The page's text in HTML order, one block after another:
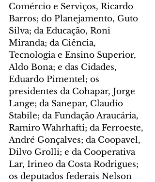
Comércio e Serviços, Ricardo
Barros; do Planejamento, Guto
Silva; da Educação, Roni
Miranda; da Ciência,
Tecnologia e Ensino Superior,
Aldo Bona; e das Cidades,
Eduardo Pimentel; os
presidentes da Cohapar, Jorge
Lange; da Sanepar, Claudio
Stabile; da Fundação Araucária,
Ramiro Wahrhafti; da Ferroeste,
André Gonçalves; da Coopavel,
Dilvo Grolli; e da Cooperativa
Lar, Irineo da Costa Rodrigues;
os deputados federais Nelson